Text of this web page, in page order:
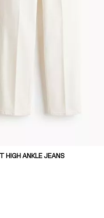
HIGH ANKLE JEANS